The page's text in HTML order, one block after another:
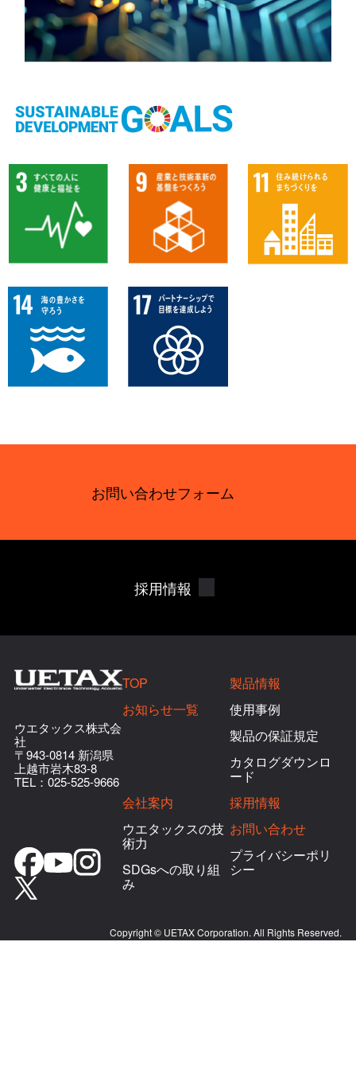
お問い合わせフォーム
採用情報
ウエタックス株式会
社
〒943-0814 新潟県
上越市岩木83-8
TEL： 025-525-9666
TOP
お知らせ一覧
製品情報
使用事例
製品の保証規定
カタログダウンロ
ード
会社案内
ウエタックスの技
術力
SDGsへの取り組
み
採用情報
お問い合わせ
プライバシーポリ
シー
Copyright © UETAX Corporation. All Rights Reserved.